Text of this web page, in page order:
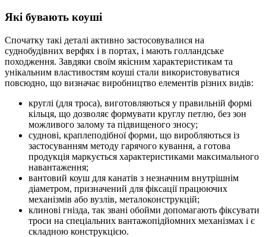
Які бувають коуші
Спочатку такі деталі активно застосовувалися на
суднобудівних верфях і в портах, і мають голландське
походження. Завдяки своїм якісним характеристикам та
унікальним властивостям коуші стали використовуватися
повсюдно, що визначає виробництво елементів різних видів:
круглі (для троса), виготовляються у правильній формі
кільця, що дозволяє формувати круглу петлю, без зон
можливого залому та підвищеного зносу;
суднові, краплеподібної форми, що виробляються із
застосуванням методу гарячого кування, а готова
продукція маркується характеристиками максимального
навантаження;
вантовий коуш для канатів з незначним внутрішнім
діаметром, призначений для фіксації працюючих
механізмів або вузлів, металоконструкцій;
клинові гнізда, так звані обойми допомагають фіксувати
троси на спеціальних вантажопідйомних механізмах і є
складною конструкцією.